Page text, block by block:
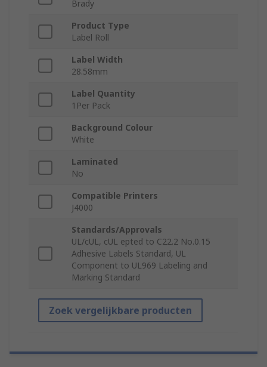
Brady
Product Type
Label Roll
Label Width
28.58mm
Label Quantity
1Per Pack
Background Colour
White
Laminated
No
Compatible Printers
J4000
Standards/Approvals
UL/cUL, cUL epted to C22.2 No.0.15
Adhesive Labels Standard, UL
Component to UL969 Labeling and
Marking Standard
Zoek vergelijkbare producten